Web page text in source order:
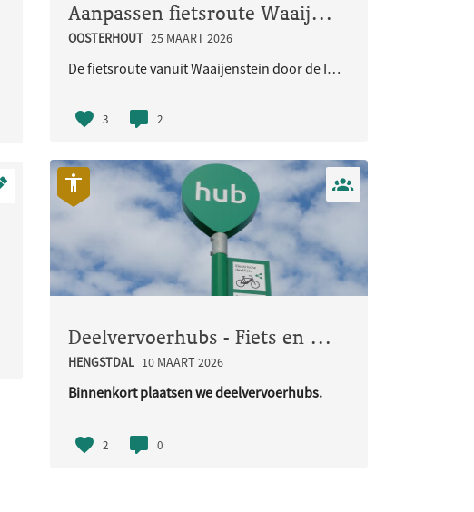
Aanpassen fietsroute Waaijenstein - Imbrexstraat - Terralaan inclusief oversteek busbaan
OOSTERHOUT 25 MAART 2026
De fietsroute vanuit Waaijenstein door de Imbrexstraat naar de Terralaan/busbaan is onduidelijk en..
3 2
Deelvervoerhubs - Fiets en Bakfiets
HENGSTDAL 10 MAART 2026
Binnenkort plaatsen we deelvervoerhubs.
2 0